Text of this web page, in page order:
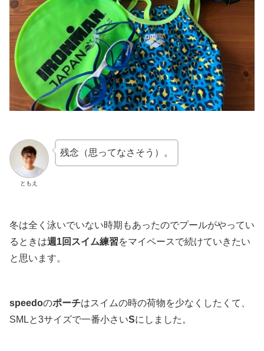
ともえ
残念（思ってなさそう）。
冬は全く泳いでいない時期もあったのでプールがやってい
るときは週1回スイム練習をマイペースで続けていきたい
と思います。
speedoのポーチはスイムの時の荷物を少なくしたくて、
SMLと3サイズで一番小さいSにしました。